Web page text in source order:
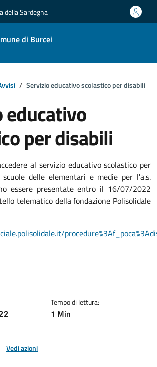
della Sardegna
di Burcei
Servizio educativo scolastico per disabili
educativo
per disabili
notizia
al servizio educativo scolastico per
delle elementari e medie per l'a.s.
essere presentate entro il 16/07/2022
telematico della fondazione Polisolidale
Tempo di lettura:
1 Min
Vedi azioni